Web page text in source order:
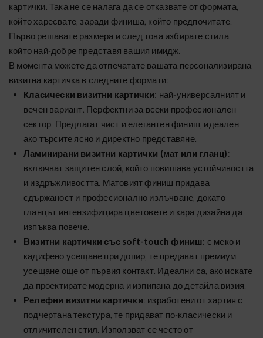
картички. Така не се налага да се отказвате от формата,
който харесвате, заради финиша, който предпочитате.
Първо решавате размера и след това избирате стила,
който най-добре представя вашия имидж.
В момента можете да отпечатате вашата персонализирана
визитна картичка в следните формати:
Класически визитни картички: най-универсалният и
вечен вариант. Перфектни за всеки професионален
сектор. Предлагат чист и елегантен финиш, идеален
ако търсите ясно и директно представяне.
Ламинирани визитни картички (мат или гланц):
включват защитен слой, който повишава устойчивостта
и издръжливостта. Матовият финиш придава
сдържаност и професионално излъчване, докато
гланцът интензифицира цветовете и кара дизайна да
изпъква повече.
Визитни картички със soft-touch финиш: с меко и
кадифено усещане при допир, те предават премиум
усещане още от първия контакт. Идеални са, ако искате
да проектирате модерна и изпипана до детайла визия.
Релефни визитни картички: изработени от хартия с
подчертана текстура, те придават по-класически и
отличителен стил. Използват се често от